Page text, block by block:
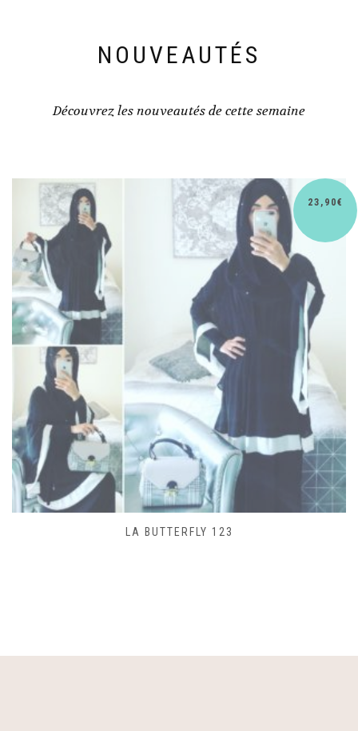
NOUVEAUTÉS
Découvrez les nouveautés de cette semaine
SAC LACET 480
30,90